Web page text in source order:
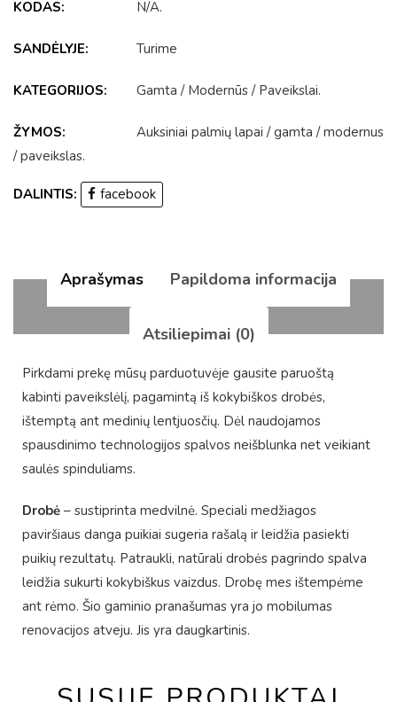
KODAS: N/A.
SANDĖLYJE: Turime
KATEGORIJOS: Gamta / Modernūs / Paveikslai.
ŽYMOS: Auksiniai palmių lapai /gamta /modernus
/paveikslas.
DALINTIS: facebook
Aprašymas Papildoma informacija
Atsiliepimai (0)
Pirkdami prekę mūsų parduotuvėje gausite paruoštą
kabinti paveikslėlį, pagamintą iš kokybiškos drobės,
ištemptą ant medinių lentjuosčių. Dėl naudojamos
spausdinimo technologijos spalvos neišblunka net veikiant
saulės spinduliams.
Drobė – sustiprinta medvilnė. Speciali medžiagos
paviršiaus danga puikiai sugeria rašalą ir leidžia pasiekti
puikių rezultatų. Patraukli, natūrali drobės pagrindo spalva
leidžia sukurti kokybiškus vaizdus. Drobę mes ištempėme
ant rėmo. Šio gaminio pranašumas yra jo mobilumas
renovacijos atveju. Jis yra daugkartinis.